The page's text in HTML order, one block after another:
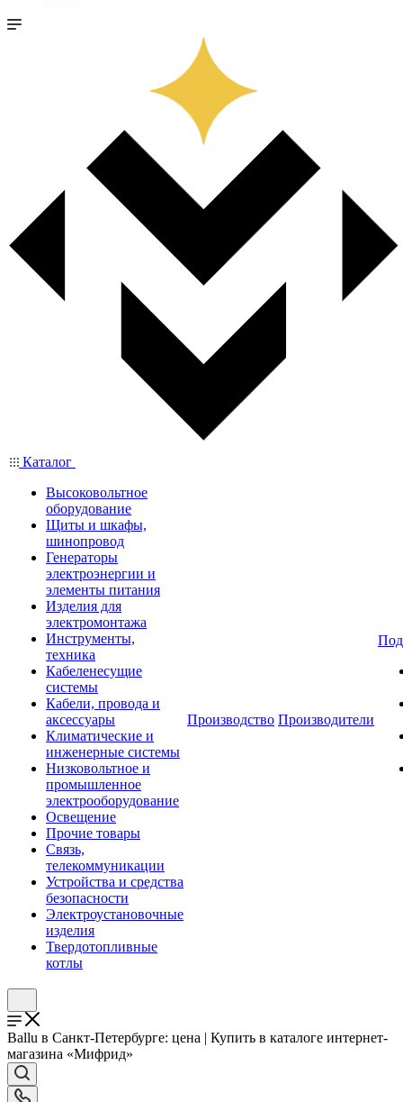
Каталог
Высоковольтное
оборудование
Щиты и шкафы,
шинопровод
Генераторы
электроэнергии и
элементы питания
Изделия для
электромонтажа
Инструменты,
техника
Кабеленесущие
системы
Кабели, провода и
аксессуары
Климатические и
инженерные системы
Низковольтное и
промышленное
электрооборудование
Освещение
Прочие товары
Связь,
телекоммуникации
Устройства и средства
безопасности
Электроустановочные
изделия
Твердотопливные
котлы
Производство Производители
Ballu в Санкт-Петербурге: цена | Купить в каталоге интернет-
магазина «Мифрид»